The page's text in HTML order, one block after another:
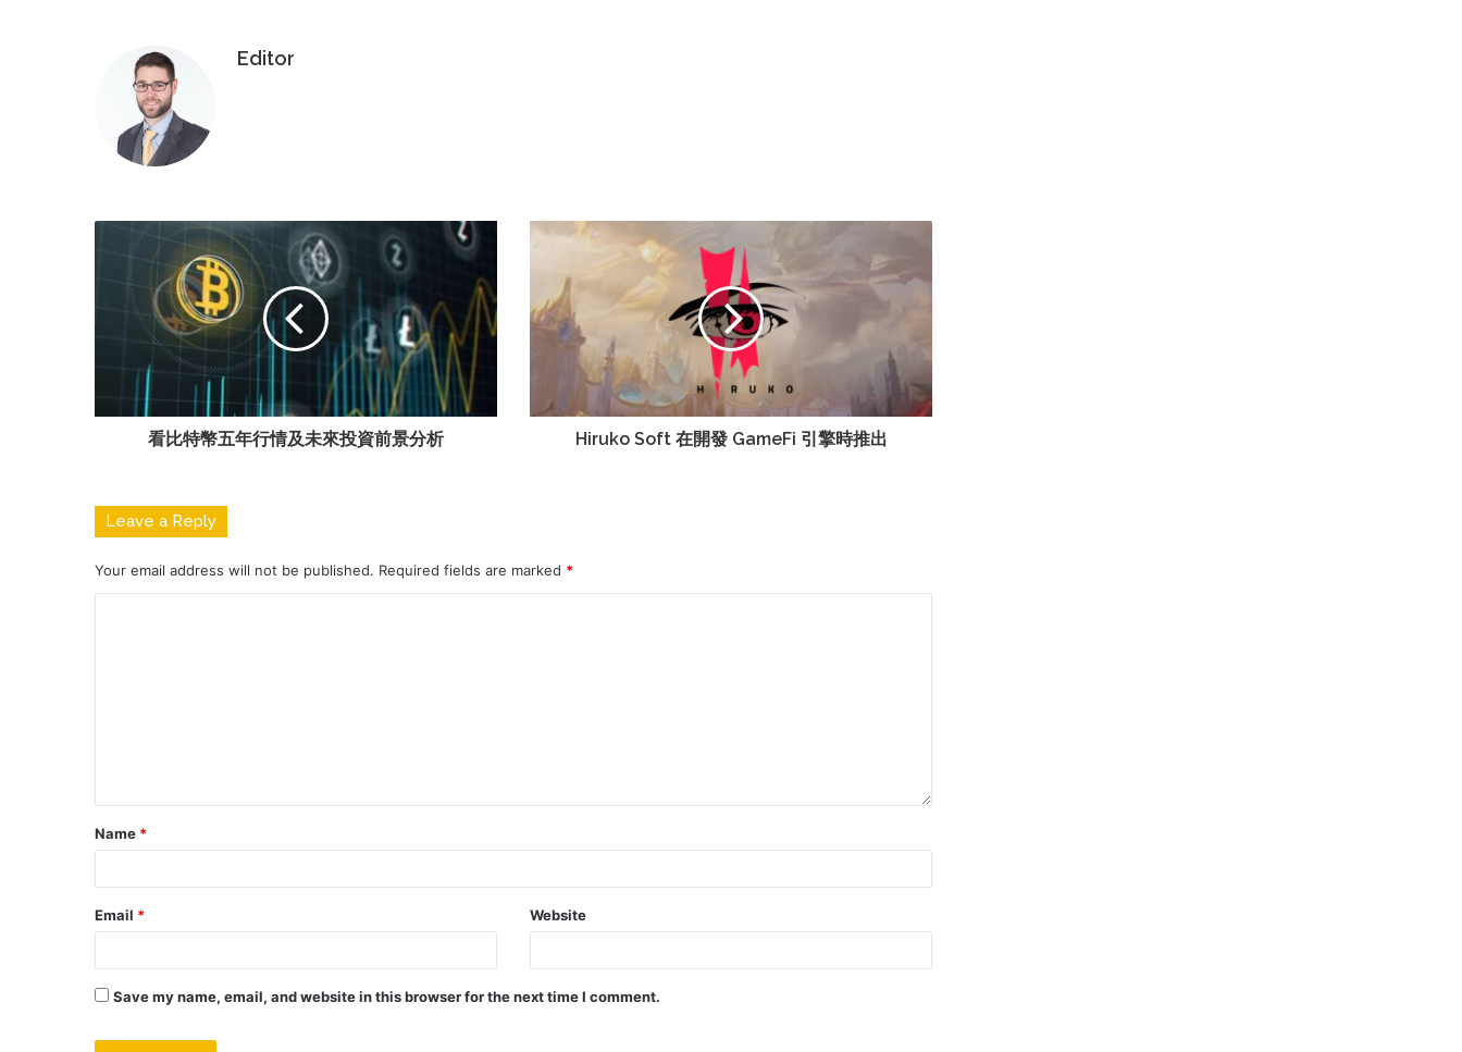
Editor
看比特幣五年行情及未來投資前景分析 Hiruko Soft 在開發 GameFi 引擎時推出
Leave a Reply
Your email address will not be published. Required fields are marked *
Name *
Email * Website
Save my name, email, and website in this browser for the next time I comment.